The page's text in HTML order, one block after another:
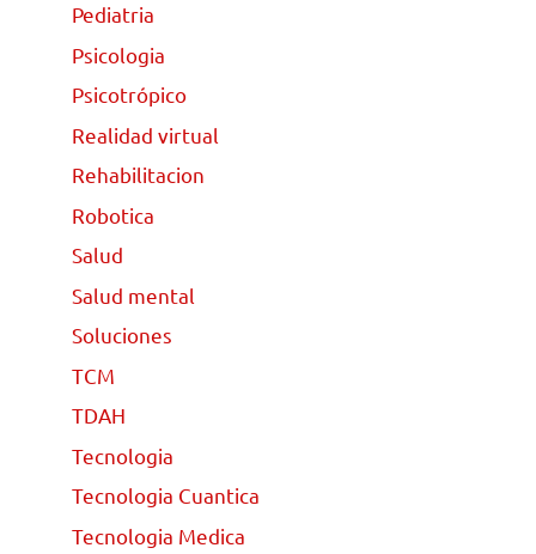
Pediatria
Psicologia
Psicotrópico
Realidad virtual
Rehabilitacion
Robotica
Salud
Salud mental
Soluciones
TCM
TDAH
Tecnologia
Tecnologia Cuantica
Tecnologia Medica